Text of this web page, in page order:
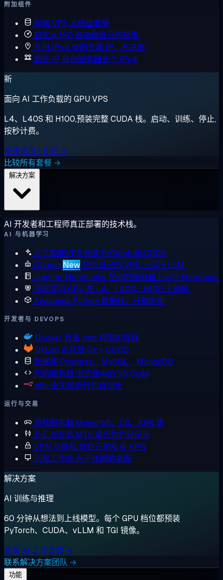
附加组件
存储 VPS 大磁盘套餐
自定义 ISO 启动你自己的镜像
专用 IPv4 你的专属 IP，不共享
额外 IP 每台服务器多个 IPv4
新
面向 AI 工作负载的 GPU VPS
L4、L40S 和 H100,预装完整 CUDA 栈。启动、训练、停止,
按秒计费。
免费试用 1 小时 →
比较所有套餐 →
AI 开发者和工程师真正部署的技术栈。
AI 与机器学习
人工智能VPS 预装 PyTorch 和 CUDA
Ollama New在你自己的 VPS 上运行 LLM
Jupyter Notebooks 在你的服务器上运行 Notebook
深度学习 GPU 在 L4、L40S、H100 上训练
Anaconda Python 数据栈，开箱即用
开发者与 DEVOPS
Docker 具备 root 权限的容器
GitLab 自托管 Git + CI/CD
数据库 Postgres、MySQL、MongoDB
代码服务器 浏览器中的 VS Code
n8n 全天候运行的自动化
运行与交易
游戏服务器 Minecraft、CS、ARK 等
外汇与交易 MT5 紧邻你的经纪商
VPN 与隐私 你自己的私有 VPN
远程工作站 永不休眠的桌面
解决方案
AI 训练与推理
60 分钟从想法到上线模型。每个 GPU 档位都预装
PyTorch、CUDA、vLLM 和 TGI 镜像。
查看 AI 工作负载 →
联系解决方案团队 →